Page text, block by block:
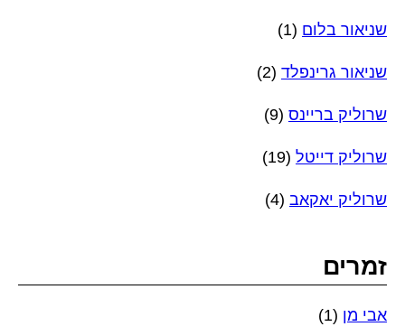
שניאור בלום (1)
שניאור גרינפלד (2)
שרוליק בריינס (9)
שרוליק דייטל (19)
שרוליק יאקאב (4)
זמרים
אבי מן (1)